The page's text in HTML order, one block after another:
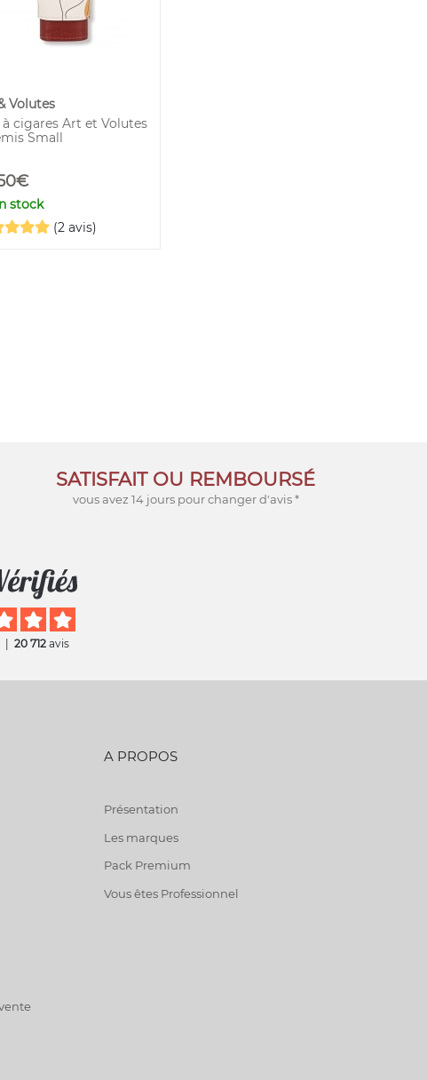
Volutes
cigares Art et Volutes
Small
stock
(2 avis)
SATISFAIT OU REMBOURSÉ
vous avez 14 jours pour changer d'avis *
20 712 avis
A PROPOS
Présentation
Les marques
Pack Premium
Vous êtes Professionnel